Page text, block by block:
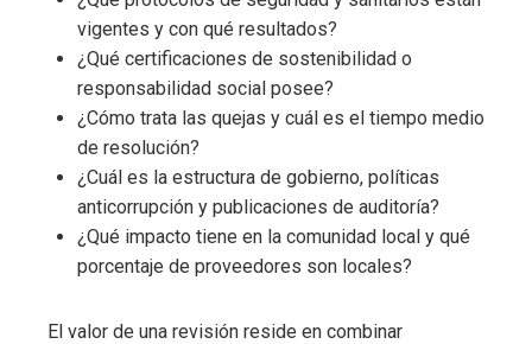
vigentes y con qué resultados?
¿Qué certificaciones de sostenibilidad o
responsabilidad social posee?
¿Cómo trata las quejas y cuál es el tiempo medio
de resolución?
¿Cuál es la estructura de gobierno, políticas
anticorrupción y publicaciones de auditoría?
¿Qué impacto tiene en la comunidad local y qué
porcentaje de proveedores son locales?
El valor de una revisión reside en combinar